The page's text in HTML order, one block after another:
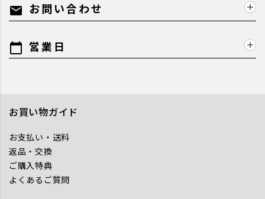
mail お問い合わせ
calendar_today 営業日
お買い物ガイド
お支払い・送料
返品・交換
ご購入特典
よくあるご質問